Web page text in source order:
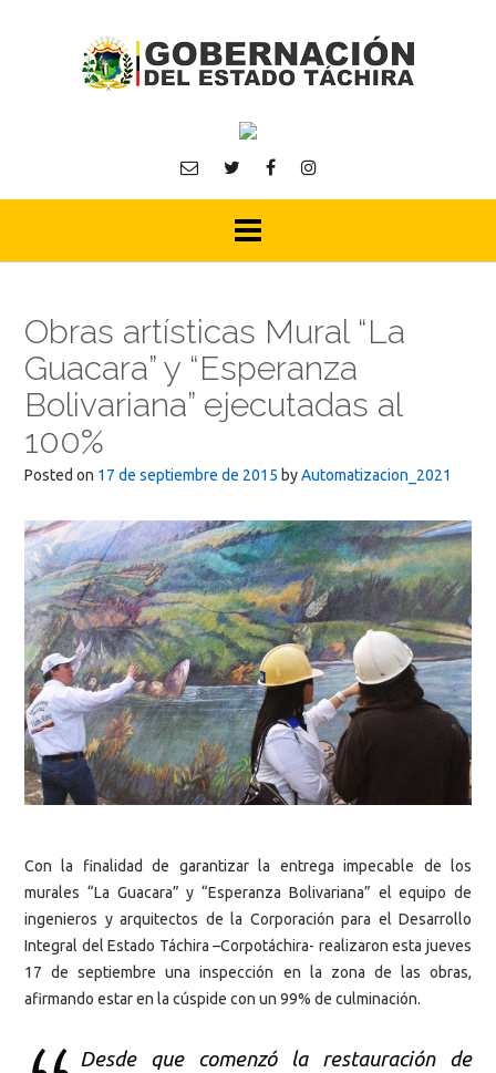
Obras artísticas Mural “La
Guacara” y “Esperanza
Bolivariana” ejecutadas al
100%
Posted on 17 de septiembre de 2015 byAutomatizacion_2021
Con la finalidad de garantizar la entrega impecable de los
murales “La Guacara” y “Esperanza Bolivariana” el equipo de
ingenieros y arquitectos de la Corporación para el Desarrollo
Integral del Estado Táchira –Corpotáchira- realizaron esta jueves
17 de septiembre una inspección en la zona de las obras,
afirmando estar en la cúspide con un 99% de culminación.
Desde que comenzó la restauración de